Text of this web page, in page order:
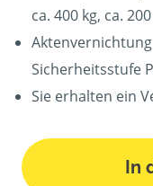
ca. 400 kg, ca.
Aktenvernichtung
Sicherheitsstufe
Sie erhalten ein
In